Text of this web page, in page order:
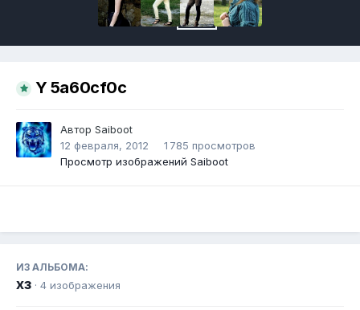
Y 5a60cf0c
Автор Saiboot
12 февраля, 2012
1 785 просмотров
Просмотр изображений Saiboot
ИЗ АЛЬБОМА:
хз · 4 изображения